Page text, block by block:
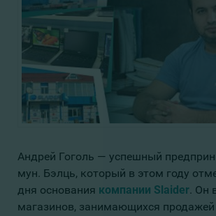
Андрей Гоголь — успешный
мун. Бэлць, который в этом году
дня основания компании Slaider. Он
магазинов, занимающихся продажей